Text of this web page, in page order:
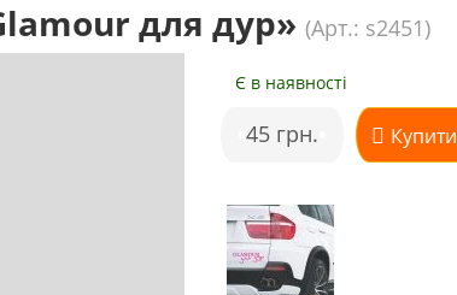
для дур» (Арт.: s2451)
Є в наявності
•45 грн. Купити